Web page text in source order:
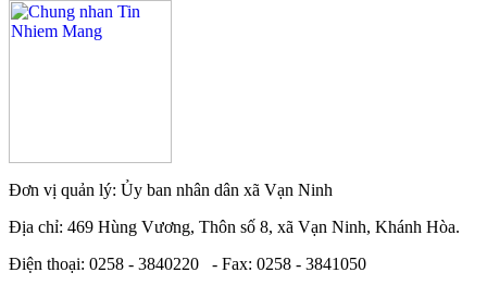
Đơn vị quản lý: Ủy ban nhân dân xã Vạn Ninh
Địa chỉ: 469 Hùng Vương, Thôn số 8, xã Vạn Ninh, Khánh Hòa.
Điện thoại: 0258 - 3840220 - Fax: 0258 - 3841050